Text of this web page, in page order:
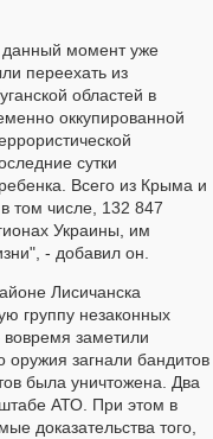
данный момент уже
переехать из
областей в
оккупированной
сутки
Всего из Крыма и
том числе, 132 847
Украины, им
- добавил он.
Лисичанска
группу незаконных
заметили
оружия загнали бандитов
была уничтожена. Два
АТО. При этом в
доказательства того,